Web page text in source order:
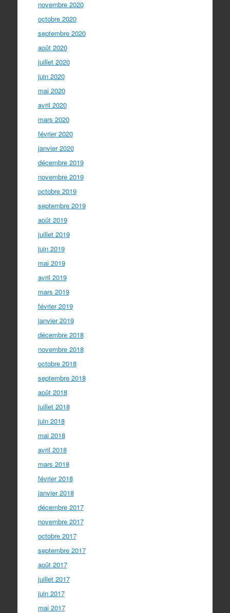
novembre 2020
octobre 2020
septembre 2020
août 2020
juillet 2020
juin 2020
mai 2020
avril 2020
mars 2020
février 2020
janvier 2020
décembre 2019
novembre 2019
octobre 2019
septembre 2019
août 2019
juillet 2019
juin 2019
mai 2019
avril 2019
mars 2019
février 2019
janvier 2019
décembre 2018
novembre 2018
octobre 2018
septembre 2018
août 2018
juillet 2018
juin 2018
mai 2018
avril 2018
mars 2018
février 2018
janvier 2018
décembre 2017
novembre 2017
octobre 2017
septembre 2017
août 2017
juillet 2017
juin 2017
mai 2017